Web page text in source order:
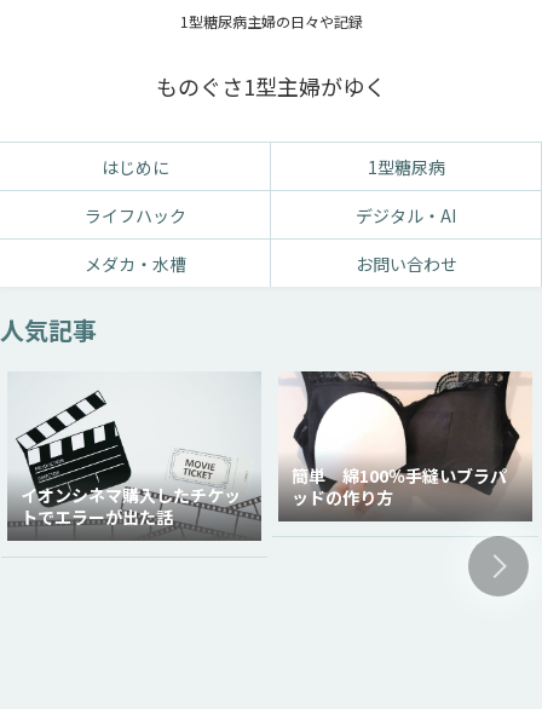
1型糖尿病主婦の日々や記録
ものぐさ1型主婦がゆく
はじめに
1型糖尿病
ライフハック
デジタル・AI
メダカ・水槽
お問い合わせ
人気記事
イオンシネマ購入したチケッ
トでエラーが出た話
簡単 綿100％手縫いブラパ
ッドの作り方